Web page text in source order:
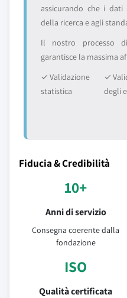
assicurando che i
della ricerca e agli
Il nostro processo
garantisce la massima
✓ Validazione
statistica
✓
degli
Fiducia & Credibilità
10+
Anni di servizio
Consegna coerente dalla
fondazione
ISO
Qualità certificata